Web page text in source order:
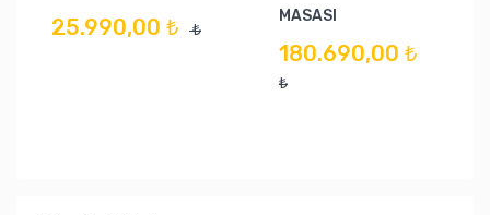
25.990,00 ₺ ₺
MASASI
180.690,00 ₺
₺